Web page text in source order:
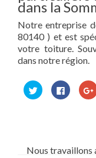
dans la
Notre entreprise
80140 ) et est
votre toiture.
dans notre région.
Cliquez
pour
partager
Cliquez
pour
partager
Nous travaillons